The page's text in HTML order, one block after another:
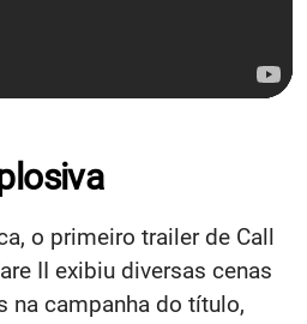
o primeiro trailer de Call
II exibiu diversas cenas
na campanha do título,